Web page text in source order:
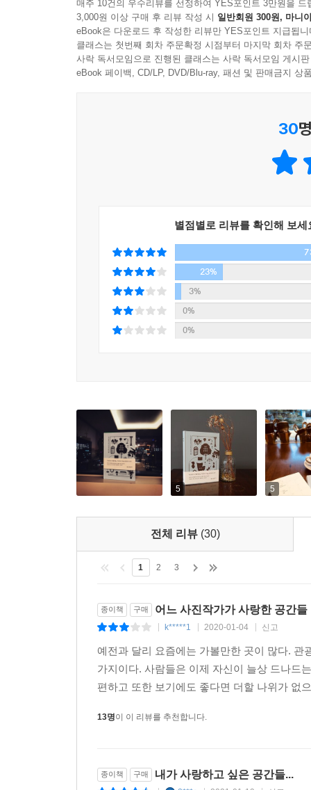
--- p.308,「F1963」중에서
더 이상 감춰 둘 게 아니라는 생각이 들었다.
어디서 어떻게 아름다움의 실체를 만날 것인가
공간은 보는 게 아니라 경험하는 것이다
공간부터 작게는 개인 정원, 카페, 기업이 만든
탁월한 안목이 어떻게 발현되었는지, 그래서 우
미학(美學)을 학문으로 배우던 시절을 지나 이
떠오르고 있다. 저자는 원래부터 인간은 보고 듣
쾌감이 곧 아름다움이었던 것이다. 그러니 공간
윤광준 작가는 수년 전부터 전 세계를 돌아다니
도시와 공간은 그에게 공간의 중요성과 시대의
공간들』을 정리하였다. 따라서 이 책은 전작 『
음악, 건축, 사진, 디자인 등 예술 전반에 대한 지
국내 대표 예술애호가 윤광준의 공간 큐레이션
공간에서 경험하는 아름다움이 삶의 안목을 높인다
반복적으로 만나는 생활공간에서 경험한 아름
드러낸다고 말한다. 도시 구성원들의 심미안이
미의식은 당연히 높아지게 마련이다. 따라서 짧
유머러스한 시각과 독창적인 관점이 돋보이는 장
2부 「그곳에서 쇼핑을 하면 즐거운 이유」에서
스타필드는 도시의 허기를 채워주는 공간으로
아름다움을 선사하고, 바쁘고 각박하게 살아
과감한 역발상이 돋보이는 동춘175만의 아름다움
담장을 낮춰 이웃 마을과 사이좋게 왕래하면서
매주 10건의 우수리뷰를 선정하여 YES포인트 3만원을 드
3,000원 이상 구매 후 리뷰 작성 시 일반회원 300원, 마니
eBook은 다운로드 후 작성한 리뷰만 YES포인트 지급됩니
클래스는 첫번째 회차 주문확정 시점부터 마지막 회차 주
사락 독서모임으로 진행된 클래스는 사락 독서모임 게시
eBook 페이백, CD/LP, DVD/Blu-ray, 패션 및 판매금지 상
30
별점별로 리뷰를 확인해 보세
23%
3%
0%
0%
5 5
전체 리뷰 (30)
1 2 3
종이책 구매 어느 사진작가가 사랑한 공간들
k*****1 2020-01-04 신고
예전과 달리 요즘에는 가볼만한 곳이 많다.
가지이다. 사람들은 이제 자신이 늘상 드나드
편하고 또한 보기에도 좋다면 더할 나위가 없
13명이 이 리뷰를 추천합니다.
종이책 구매 내가 사랑하고 싶은 공간들...